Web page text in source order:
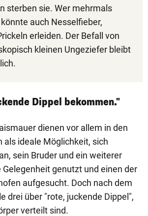
sterben sie. Wer mehrmals
auch Nesselfieber,
erleiden. Der Befall von
kleinen Ungeziefer bleibt
Dippel bekommen."
dienen vor allem in den
ideale Möglichkeit, sich
sein Bruder und ein weiterer
Gelegenheit genutzt und einen der
aufgesucht. Doch nach dem
drei über "rote, juckende Dippel",
verteilt sind.